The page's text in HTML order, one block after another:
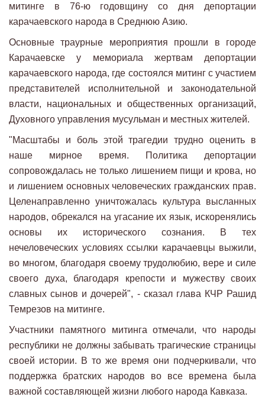
митинге в 76-ю годовщину со дня депортации
карачаевского народа в Среднюю Азию.
Основные траурные мероприятия прошли в городе
Карачаевске у мемориала жертвам депортации
карачаевского народа, где состоялся митинг с участием
представителей исполнительной и законодательной
власти, национальных и общественных организаций,
Духовного управления мусульман и местных жителей.
"Масштабы и боль этой трагедии трудно оценить в
наше мирное время. Политика депортации
сопровождалась не только лишением пищи и крова, но
и лишением основных человеческих гражданских прав.
Целенаправленно уничтожалась культура высланных
народов, обрекался на угасание их язык, искоренялись
основы их исторического сознания. В тех
нечеловеческих условиях ссылки карачаевцы выжили,
во многом, благодаря своему трудолюбию, вере и силе
своего духа, благодаря крепости и мужеству своих
славных сынов и дочерей", - сказал глава КЧР Рашид
Темрезов на митинге.
Участники памятного митинга отмечали, что народы
республики не должны забывать трагические страницы
своей истории. В то же время они подчеркивали, что
поддержка братских народов во все времена была
важной составляющей жизни любого народа Кавказа.